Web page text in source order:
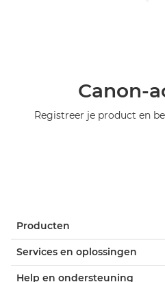
Canon-
Registreer je product en
Producten
Services en oplossingen
Help en ondersteuning